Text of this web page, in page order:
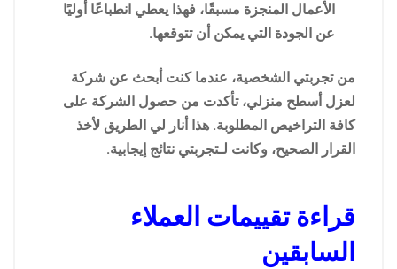
الأعمال المنجزة مسبقًا، فهذا يعطي انطباعًا أوليًا
عن الجودة التي يمكن أن تتوقعها.
من تجربتي الشخصية، عندما كنت أبحث عن شركة
لعزل أسطح منزلي، تأكدت من حصول الشركة على
كافة التراخيص المطلوبة. هذا أنار لي الطريق لأخذ
القرار الصحيح، وكانت لـتجربتي نتائج إيجابية.
قراءة تقييمات العملاء
السابقين